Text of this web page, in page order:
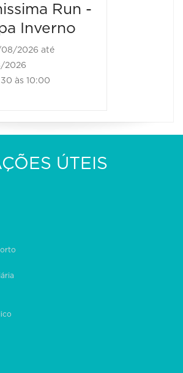
Run -
Inverno
2026 até
2026
às 10:00
ÚTEIS